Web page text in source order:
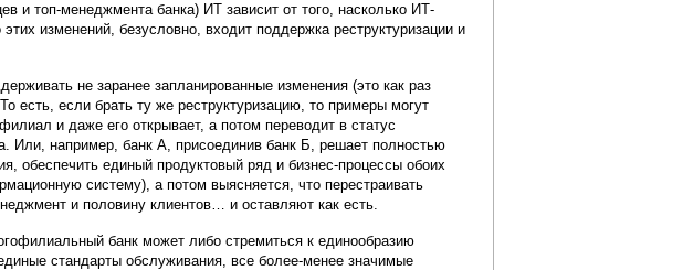
и топ-менеджмента банка) ИТ зависит от того, насколько ИТ-
изменений, безусловно, входит поддержка реструктуризации и
не заранее запланированные изменения (это как раз
есть, если брать ту же реструктуризацию, то примеры могут
и даже его открывает, а потом переводит в статус
Или, например, банк А, присоединив банк Б, решает полностью
обеспечить единый продуктовый ряд и бизнес-процессы обоих
систему), а потом выясняется, что перестраивать
и половину клиентов… и оставляют как есть.
банк может либо стремиться к единообразию
стандарты обслуживания, все более-менее значимые